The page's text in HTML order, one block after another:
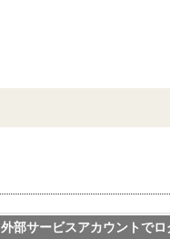
外部サービスアカウントで